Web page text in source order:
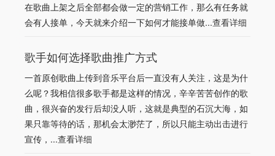
在歌曲上架之后全部都会做一定的营销工作，那么有任务就
会有人接单，今天就来介绍一下如何才能接单做...查看详细
歌手如何选择歌曲推广方式
一首原创歌曲上传到音乐平台后一直没有人关注，这是为什
么呢？我相信很多歌手都是这样的情况，辛辛苦苦创作的歌
曲，很兴奋的发行后却没人听，这就是典型的石沉大海，如
果只靠等待的话，那机会太渺茫了，所以只能主动出击进行
宣传，...查看详细